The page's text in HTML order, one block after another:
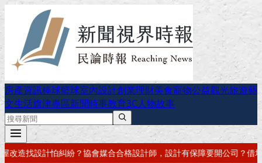
房產資訊棒球籃球室內設計創業理財美食寵物公益觀光旅遊藝
文生活旗津專區新聞時事教育3C人物故事
師，設計有保障要開公司？借址登記・公司設立・工商登記一次辦好記